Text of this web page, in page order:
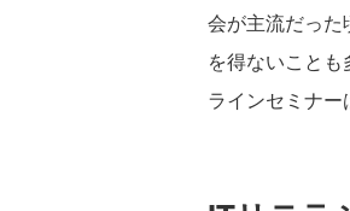
会が主流だっ
を得ないこと
ラインセミナー